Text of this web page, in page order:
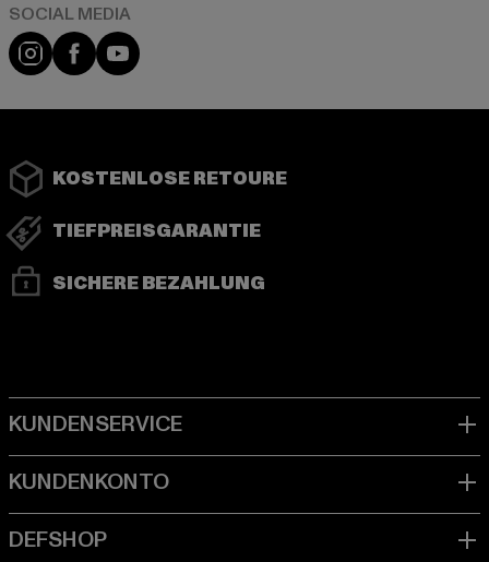
Instagram
FacebookYouTube
KOSTENLOSE RETOURE
TIEFPREISGARANTIE
SICHERE BEZAHLUNG